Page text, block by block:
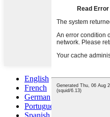
English
French
German
Portuguese
Spanish